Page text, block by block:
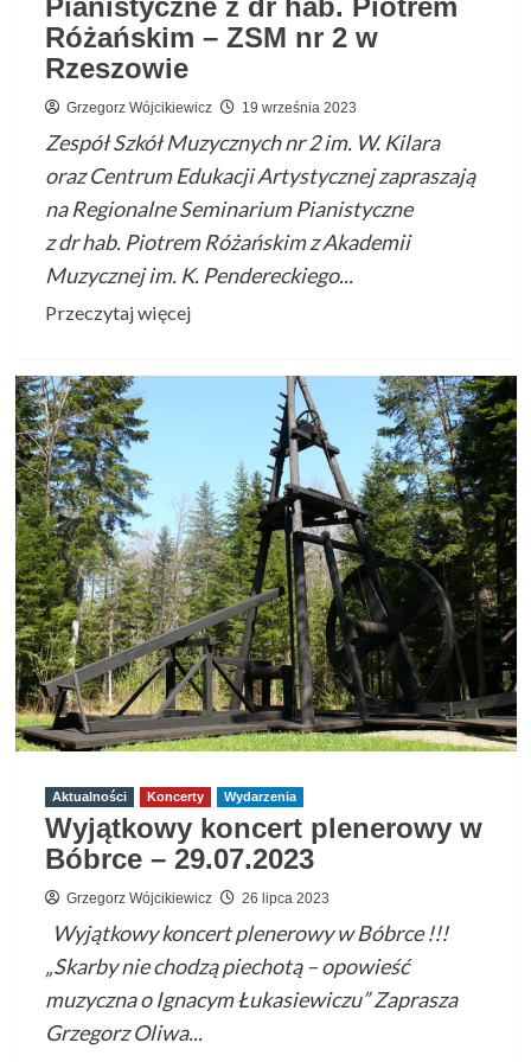
Pianistyczne z dr hab. Piotrem
Różańskim – ZSM nr 2 w
Rzeszowie
Grzegorz Wójcikiewicz 19 września 2023
Zespół Szkół Muzycznych nr 2 im. W. Kilara
oraz Centrum Edukacji Artystycznej zapraszają
na Regionalne Seminarium Pianistyczne
z dr hab. Piotrem Różańskim z Akademii
Muzycznej im. K. Pendereckiego...
Przeczytaj więcejPrzeczytaj
o
Regionalne
Seminarium
Pianistyczne
z
dr
hab.
Piotrem
Różańskim
–
ZSM
nr
2
w
Rzeszowie
Aktualności Koncerty Wydarzenia
Wyjątkowy koncert plenerowy w
Bóbrce – 29.07.2023
Grzegorz Wójcikiewicz 26 lipca 2023
Wyjątkowy koncert plenerowy w Bóbrce !!!
„Skarby nie chodzą piechotą – opowieść
muzyczna o Ignacym Łukasiewiczu” Zaprasza
Grzegorz Oliwa...